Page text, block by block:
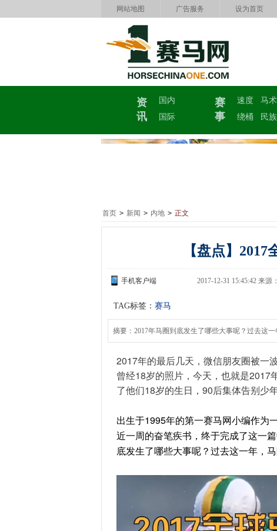
网站地图 广告服务 设为首页
资
讯
国内
国际
赛
事
速度 马术
绕桶
民
首页 > 新闻 > 内地 > 正文
【盘点】2017
手机客户端 2017-12-31 15:45:42 来源：
TAG标签： 赛马
摘要：2017年马圈到底发生了哪些大事呢？过去这
2017年的最后几天，微信朋友圈被一
曾经18岁的照片，今天，也就是2017
了他们18岁的生日，90后集体告别少
出生于1995年的第一赛马网小编作为
近一周的奋笔疾书，终于完成了这一
底发生了哪些大事呢？过去这一年，